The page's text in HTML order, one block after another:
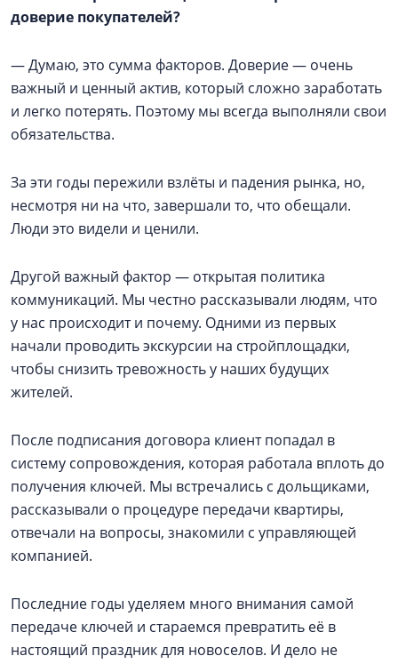
доверие покупателей?
— Думаю, это сумма факторов. Доверие — очень
важный и ценный актив, который сложно заработать
и легко потерять. Поэтому мы всегда выполняли свои
обязательства.
За эти годы пережили взлёты и падения рынка, но,
несмотря ни на что, завершали то, что обещали.
Люди это видели и ценили.
Другой важный фактор — открытая политика
коммуникаций. Мы честно рассказывали людям, что
у нас происходит и почему. Одними из первых
начали проводить экскурсии на стройплощадки,
чтобы снизить тревожность у наших будущих
жителей.
После подписания договора клиент попадал в
систему сопровождения, которая работала вплоть до
получения ключей. Мы встречались с дольщиками,
рассказывали о процедуре передачи квартиры,
отвечали на вопросы, знакомили с управляющей
компанией.
Последние годы уделяем много внимания самой
передаче ключей и стараемся превратить её в
настоящий праздник для новоселов. И дело не